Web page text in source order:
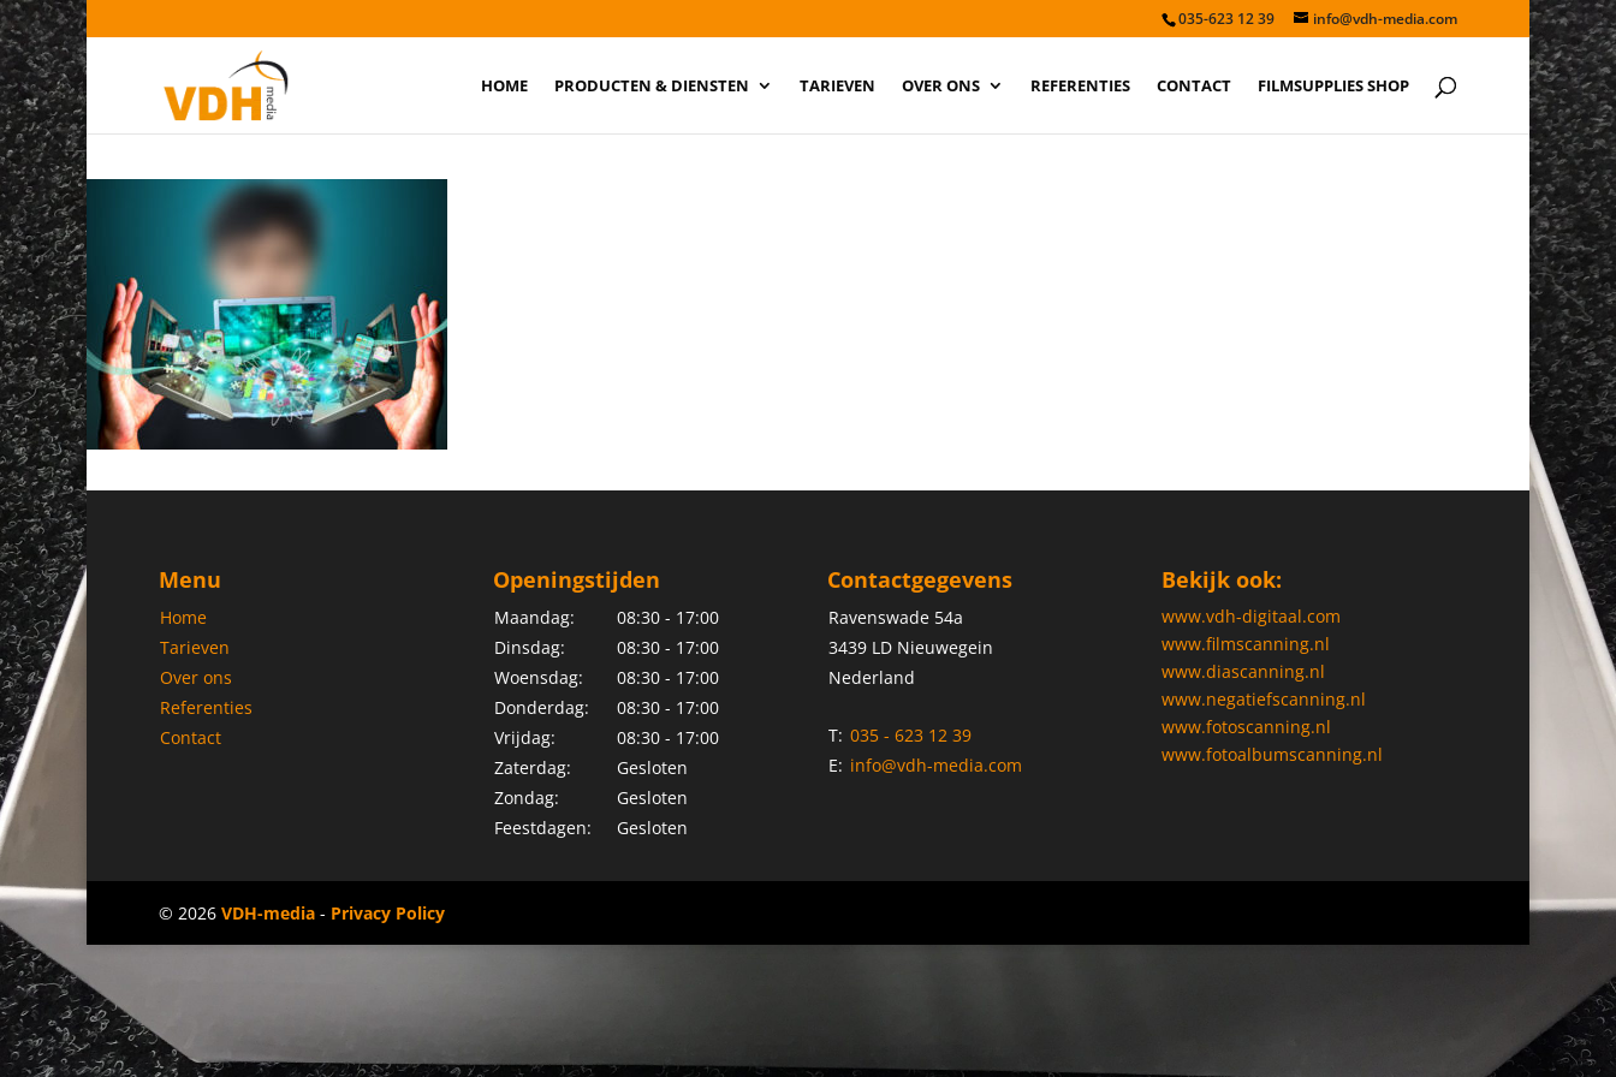
035-623 12 39 info@vdh-media.com
HOME PRODUCTEN & DIENSTEN TARIEVEN OVER ONS REFERENTIES CONTACT FILMSUPPLIES SHOP
technologie
Menu
Home
Tarieven
Over ons
Referenties
Contact
Openingstijden
Maandag:
08:30 - 17:00
Dinsdag:
08:30 - 17:00
Woensdag:
08:30 - 17:00
Donderdag:
08:30 - 17:00
Vrijdag:
08:30 - 17:00
Zaterdag:
Gesloten
Zondag:
Gesloten
Feestdagen:
Gesloten
Contactgegevens
Ravenswade 54a
3439 LD Nieuwegein
Nederland
T: 035 - 623 12 39
E: info@vdh-media.com
Bekijk ook:
www.vdh-digitaal.com
www.filmscanning.nl
www.diascanning.nl
www.negatiefscanning.nl
www.fotoscanning.nl
www.fotoalbumscanning.nl
© 2026 VDH-media - Privacy Policy